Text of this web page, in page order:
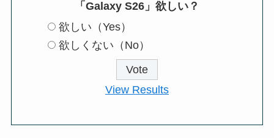
「Galaxy S26」欲しい？
欲しい（Yes）
欲しくない（No）
View Results